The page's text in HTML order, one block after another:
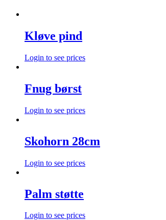
Kløve pind
Login to see prices
Fnug børst
Login to see prices
Skohorn 28cm
Login to see prices
Palm støtte
Login to see prices